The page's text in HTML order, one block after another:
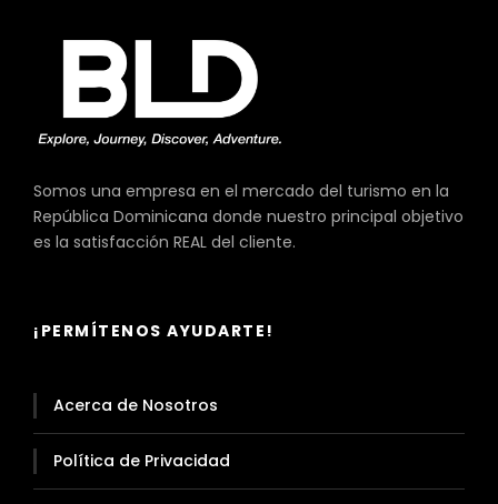
Somos una empresa en el mercado del turismo en la
República Dominicana donde nuestro principal objetivo
es la satisfacción REAL del cliente.
¡PERMÍTENOS AYUDARTE!
Acerca de Nosotros
Política de Privacidad